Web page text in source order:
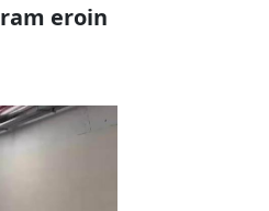
eroin